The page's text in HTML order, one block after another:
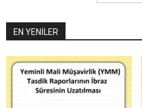
EN YENİLER